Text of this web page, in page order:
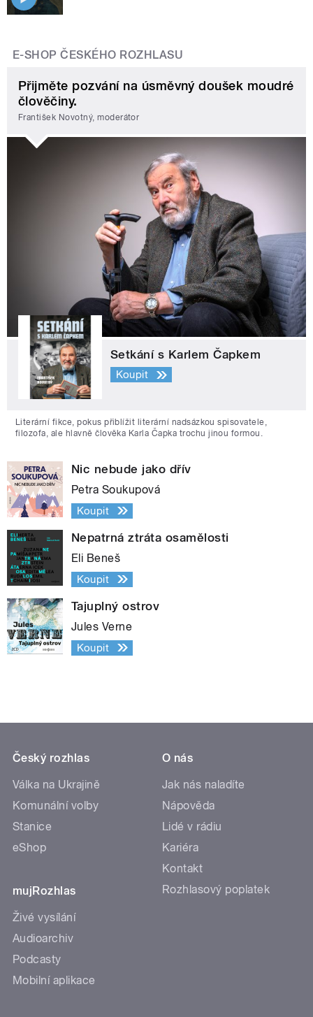
E-SHOP ČESKÉHO ROZHLASU
Přijměte pozvání na úsměvný doušek moudré
člověčiny.
František Novotný, moderátor
Setkání s Karlem Čapkem
Koupit
Literární fikce, pokus přiblížit literární nadsázkou spisovatele,
filozofa, ale hlavně člověka Karla Čapka trochu jinou formou.
Nic nebude jako dřív
Petra Soukupová
Koupit
Nepatrná ztráta osamělosti
Eli Beneš
Koupit
Tajuplný ostrov
Jules Verne
Koupit
Český rozhlas
Válka na Ukrajině
Komunální volby
Stanice
eShop
mujRozhlas
Živé vysílání
Audioarchiv
Podcasty
Mobilní aplikace
O nás
Jak nás naladíte
Nápověda
Lidé v rádiu
Kariéra
Kontakt
Rozhlasový poplatek